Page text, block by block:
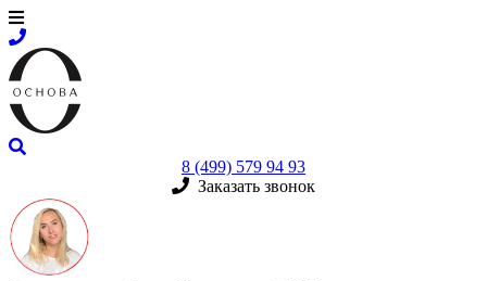
8 (499) 579 94 93
Заказать звонок